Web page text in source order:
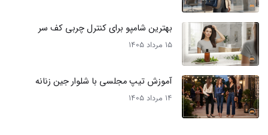
بهترین شامپو برای کنترل چربی کف سر
15 مرداد 1405
آموزش تیپ مجلسی با شلوار جین زنانه
14 مرداد 1405